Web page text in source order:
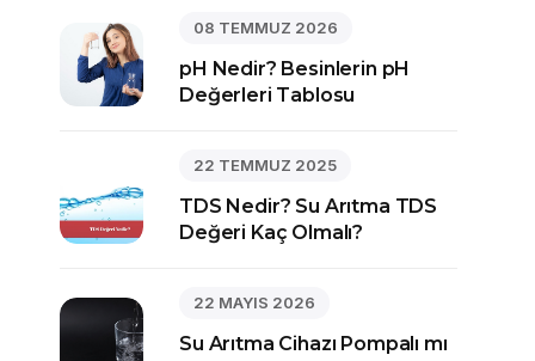
08 TEMMUZ 2026
pH Nedir? Besinlerin pH
Değerleri Tablosu
22 TEMMUZ 2025
TDS Nedir? Su Arıtma TDS
Değeri Kaç Olmalı?
22 MAYIS 2026
Su Arıtma Cihazı Pompalı mı